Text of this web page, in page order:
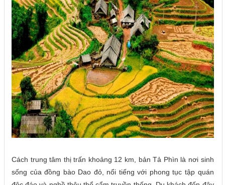
Cách trung tâm thị trấn khoảng 12 km, bản Tả Phìn là nơi sinh
sống của đồng bào Dao đỏ, nổi tiếng với phong tục tập quán